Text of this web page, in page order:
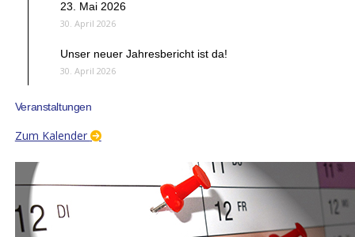
23. Mai 2026
30. April 2026
Unser neuer Jahresbericht ist da!
30. April 2026
Veranstaltungen
Zum Kalender